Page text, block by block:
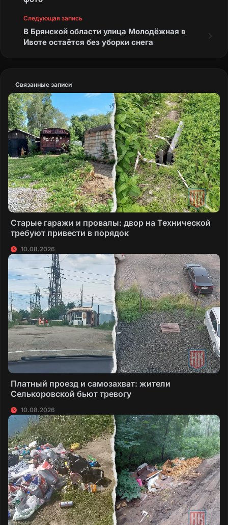
Следующая запись
В Брянской области улица Молодёжная в
Ивоте остаётся без уборки снега
Связанные записи
Старые гаражи и провалы: двор на Технической
требуют привести в порядок
10.08.2026
Платный проезд и самозахват: жители
Селькоровской бьют тревогу
10.08.2026